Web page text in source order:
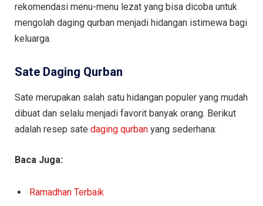
rekomendasi menu-menu lezat yang bisa dicoba untuk
mengolah daging qurban menjadi hidangan istimewa bagi
keluarga.
Sate Daging Qurban
Sate merupakan salah satu hidangan populer yang mudah
dibuat dan selalu menjadi favorit banyak orang. Berikut
adalah resep sate daging qurban yang sederhana:
Baca Juga:
Ramadhan Terbaik